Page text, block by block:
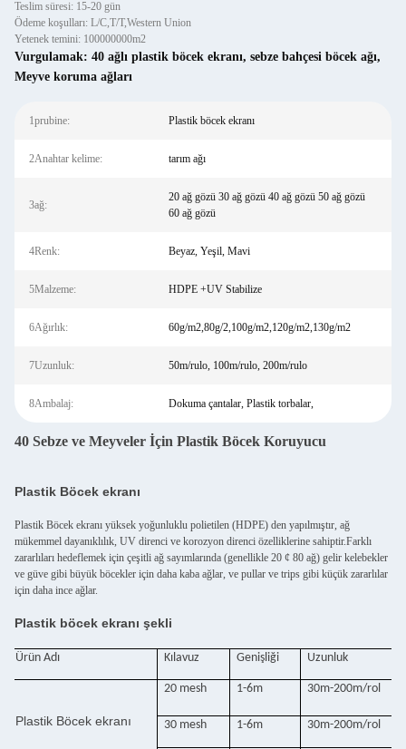
Teslim süresi: 15-20 gün
Ödeme koşulları: L/C,T/T,Western Union
Yetenek temini: 100000000m2
Vurgulamak: 40 ağlı plastik böcek ekranı, sebze bahçesi böcek ağı,
Meyve koruma ağları
1prubine: Plastik böcek ekranı
2Anahtar kelime: tarım ağı
3ağ:
20 ağ gözü 30 ağ gözü 40 ağ gözü 50 ağ gözü
60 ağ gözü
4Renk: Beyaz, Yeşil, Mavi
5Malzeme: HDPE +UV Stabilize
6Ağırlık: 60g/m2,80g/2,100g/m2,120g/m2,130g/m2
7Uzunluk: 50m/rulo, 100m/rulo, 200m/rulo
8Ambalaj: Dokuma çantalar, Plastik torbalar,
40 Sebze ve Meyveler İçin Plastik Böcek Koruyucu
Plastik Böcek ekranı
Plastik Böcek ekranı yüksek yoğunluklu polietilen (HDPE) den yapılmıştır, ağ
mükemmel dayanıklılık, UV direnci ve korozyon direnci özelliklerine sahiptir.Farklı
zararlıları hedeflemek için çeşitli ağ sayımlarında (genellikle 20 ¢ 80 ağ) gelir kelebekler
ve güve gibi büyük böcekler için daha kaba ağlar, ve pullar ve trips gibi küçük zararlılar
için daha ince ağlar.
Plastik böcek ekranı şekli
Ürün Adı Kılavuz Genişliği Uzunluk
Plastik Böcek ekranı
20 mesh 1-6m 30m-200m/rol
30 mesh 1-6m 30m-200m/rol